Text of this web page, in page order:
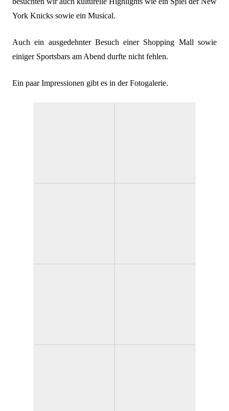
York Knicks sowie ein Musical.
Auch ein ausgedehnter Besuch einer Shopping Mall sowie
einiger Sportsbars am Abend durfte nicht fehlen.
Ein paar Impressionen gibt es in der Fotogalerie.